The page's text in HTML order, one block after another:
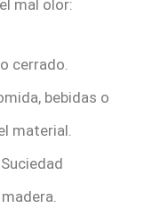
mal olor:
cerrado.
bebidas o
material.